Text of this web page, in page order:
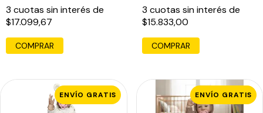
3 cuotas sin interés de
$17.099,67
3 cuotas sin interés de
$15.833,00
ENVÍO GRATIS ENVÍO GRATIS